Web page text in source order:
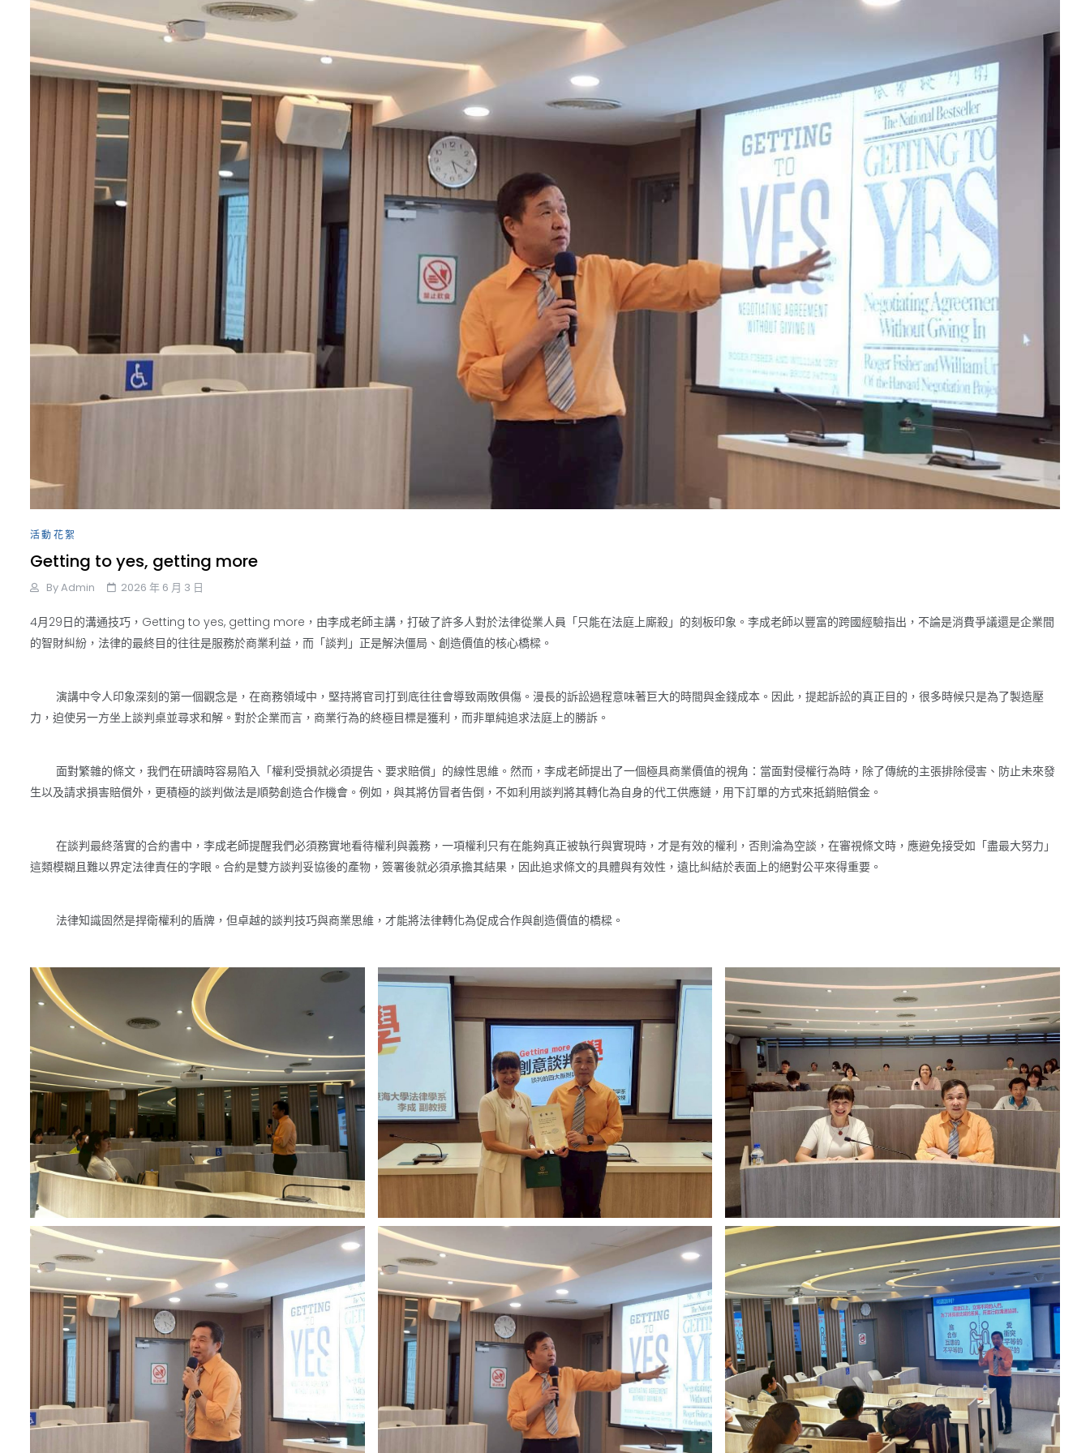
活動花絮
Getting to yes, getting more
ByAdmin 2026 年 6 月 3 日
4月29日的溝通技巧，Getting to yes, getting more，由李成老師主講，打破了許多人對於法律從業人員「只能在法庭上廝殺」的刻板印象。李成老師以豐富的跨國經驗指出，不論是消費爭議還是企業間
的智財糾紛，法律的最終目的往往是服務於商業利益，而「談判」正是解決僵局、創造價值的核心橋樑。
演講中令人印象深刻的第一個觀念是，在商務領域中，堅持將官司打到底往往會導致兩敗俱傷。漫長的訴訟過程意味著巨大的時間與金錢成本。因此，提起訴訟的真正目的，很多時候只是為了製造壓
力，迫使另一方坐上談判桌並尋求和解。對於企業而言，商業行為的終極目標是獲利，而非單純追求法庭上的勝訴。
面對繁雜的條文，我們在研讀時容易陷入「權利受損就必須提告、要求賠償」的線性思維。然而，李成老師提出了一個極具商業價值的視角：當面對侵權行為時，除了傳統的主張排除侵害、防止未來發
生以及請求損害賠償外，更積極的談判做法是順勢創造合作機會。例如，與其將仿冒者告倒，不如利用談判將其轉化為自身的代工供應鏈，用下訂單的方式來抵銷賠償金。
在談判最終落實的合約書中，李成老師提醒我們必須務實地看待權利與義務，一項權利只有在能夠真正被執行與實現時，才是有效的權利，否則淪為空談，在審視條文時，應避免接受如「盡最大努力」
這類模糊且難以界定法律責任的字眼。合約是雙方談判妥協後的產物，簽署後就必須承擔其結果，因此追求條文的具體與有效性，遠比糾結於表面上的絕對公平來得重要。
法律知識固然是捍衛權利的盾牌，但卓越的談判技巧與商業思維，才能將法律轉化為促成合作與創造價值的橋樑。